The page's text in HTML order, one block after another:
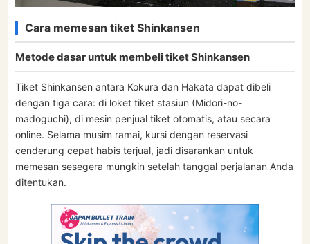
Cara memesan tiket Shinkansen
Metode dasar untuk membeli tiket Shinkansen
Tiket Shinkansen antara Kokura dan Hakata dapat dibeli
dengan tiga cara: di loket tiket stasiun (Midori-no-
madoguchi), di mesin penjual tiket otomatis, atau secara
online. Selama musim ramai, kursi dengan reservasi
cenderung cepat habis terjual, jadi disarankan untuk
memesan sesegera mungkin setelah tanggal perjalanan Anda
ditentukan.